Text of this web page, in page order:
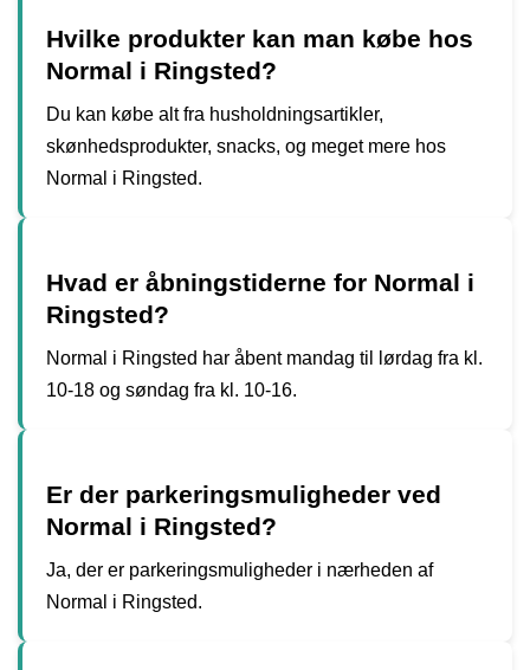
Hvilke produkter kan man købe hos
Normal i Ringsted?
Du kan købe alt fra husholdningsartikler,
skønhedsprodukter, snacks, og meget mere hos
Normal i Ringsted.
Hvad er åbningstiderne for Normal i
Ringsted?
Normal i Ringsted har åbent mandag til lørdag fra kl.
10-18 og søndag fra kl. 10-16.
Er der parkeringsmuligheder ved
Normal i Ringsted?
Ja, der er parkeringsmuligheder i nærheden af
Normal i Ringsted.